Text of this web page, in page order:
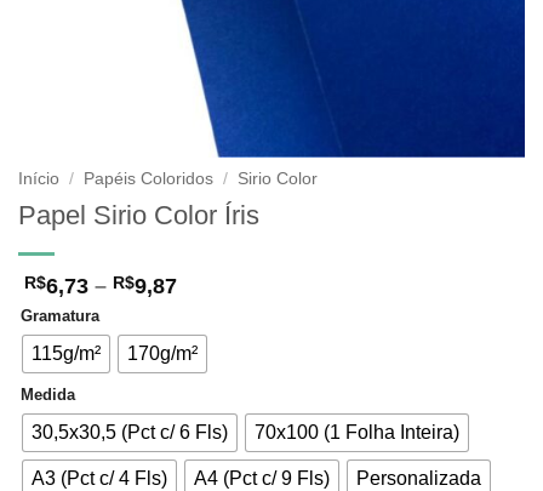
Início / Papéis Coloridos / Sirio Color
Papel Sirio Color Íris
R$6,73 – R$9,87Faixa
R$6,73
através
Gramatura
115g/m² 170g/m²
Medida
30,5x30,5 (Pct c/ 6 Fls) 70x100 (1 Folha Inteira)
A3 (Pct c/ 4 Fls) A4 (Pct c/ 9 Fls) Personalizada